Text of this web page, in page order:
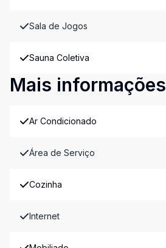
Sala de Jogos
Sauna Coletiva
Mais informações
Ar Condicionado
Área de Serviço
Cozinha
Internet